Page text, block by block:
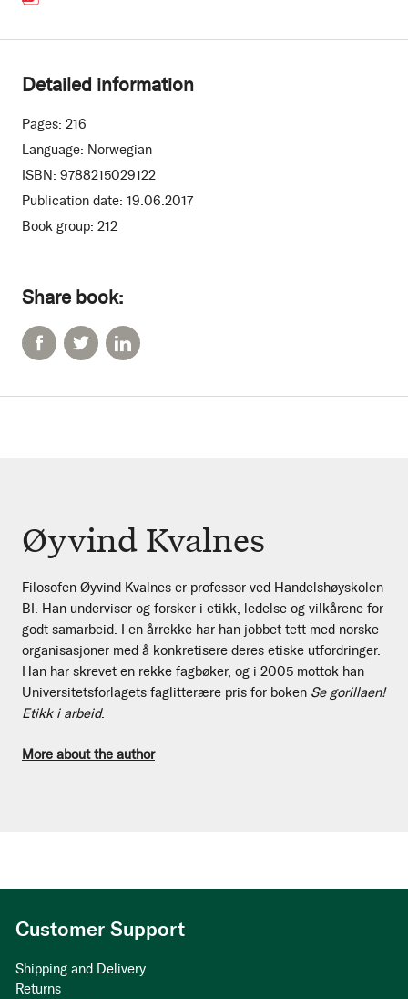
Share book:
Detailed information
Pages: 216
Language: Norwegian
ISBN: 9788215029122
Publication date: 19.06.2017
Book group: 212
Øyvind Kvalnes
Filosofen Øyvind Kvalnes er professor ved Handelshøyskolen
BI. Han underviser og forsker i etikk, ledelse og vilkårene for
godt samarbeid. I en årrekke har han jobbet tett med norske
organisasjoner med å konkretisere deres etiske utfordringer.
Han har skrevet en rekke fagbøker, og i 2005 mottok han
Universitetsforlagets faglitterære pris for boken Se gorillaen!
Etikk i arbeid.
More about the author
Customer Support
Shipping and Delivery
Returns